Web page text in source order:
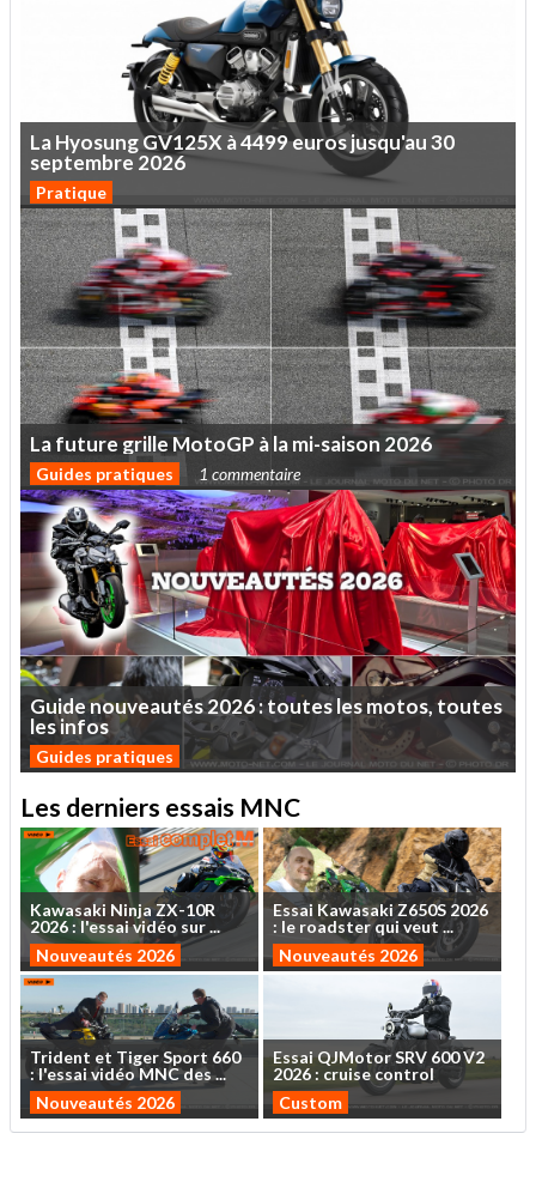
LaHyosungGV125X à4499eurosjusqu'au30
septembre2026
Pratique
Lafuturegrille MotoGP àlami-saison 2026
Guides pratiques 1 commentaire
Guidenouveautés2026:touteslesmotos,toutes
lesinfos
Guides pratiques
Les derniers essais MNC
Kawasaki NinjaZX-10R
2026: l'essaividéo sur...
Nouveautés 2026
Essai Kawasaki Z650S 2026
: le roadsterquiveut ...
Nouveautés 2026
Trident et TigerSport 660
: l'essaividéo MNCdes...
Nouveautés 2026
EssaiQJMotorSRV 600V2
2026 : cruise control
Custom